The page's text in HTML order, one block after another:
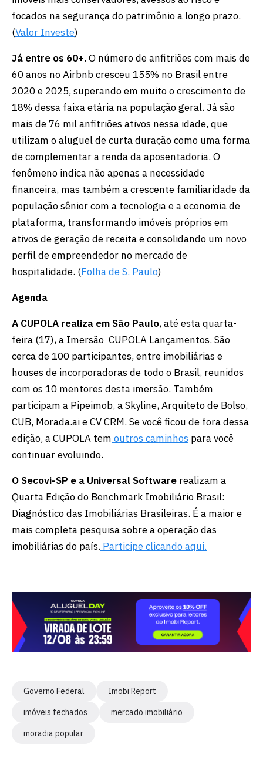
focados na segurança do patrimônio a longo prazo.
(Valor Investe)
Já entre os 60+.O número de anfitriões com mais de
60 anos no Airbnb cresceu 155% no Brasil entre
2020 e 2025, superando em muito o crescimento de
18% dessa faixa etária na população geral. Já são
mais de 76 mil anfitriões ativos nessa idade, que
utilizam o aluguel de curta duração como uma forma
de complementar a renda da aposentadoria. O
fenômeno indica não apenas a necessidade
financeira, mas também a crescente familiaridade da
população sênior com a tecnologia e a economia de
plataforma, transformando imóveis próprios em
ativos de geração de receita e consolidando um novo
perfil de empreendedor no mercado de
hospitalidade. (Folha de S. Paulo)
Agenda
A CUPOLA realiza em São Paulo, até esta quarta-
feira (17), a Imersão CUPOLA Lançamentos. São
cerca de 100 participantes, entre imobiliárias e
houses de incorporadoras de todo o Brasil, reunidos
com os 10 mentores desta imersão. Também
participam a Pipeimob, a Skyline, Arquiteto de Bolso,
CUB, Morada.ai e CV CRM. Se você ficou de fora dessa
edição, a CUPOLA tem outros caminhos para você
continuar evoluindo.
O Secovi-SP e a Universal Software realizam a
Quarta Edição do Benchmark Imobiliário Brasil:
Diagnóstico das Imobiliárias Brasileiras. É a maior e
mais completa pesquisa sobre a operação das
imobiliárias do país. Participe clicando aqui.
Governo Federal
Imobi Report
imóveis fechados
mercado imobiliário
moradia popular